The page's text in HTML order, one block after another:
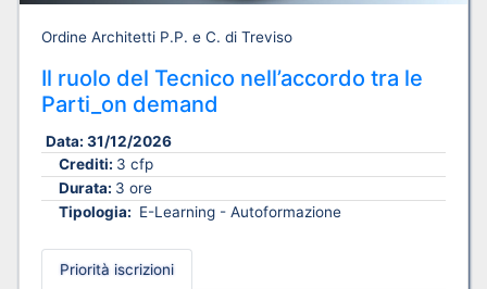
Ordine Architetti P.P. e C. di Treviso
Il ruolo del Tecnico nell’accordo tra le
Parti_on demand
Data: 31/12/2026
Crediti: 3 cfp
Durata: 3 ore
Tipologia: E-Learning - Autoformazione
Priorità iscrizioni